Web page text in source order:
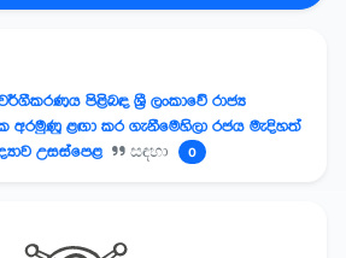
පිළිබඳ ශ්‍රී ලංකාවේ රාජ්‍ය
අරමුණු ළඟා කර ගැනීමෙහිලා රජය මැදිහත්
උසස්පෙළ
සඳහා 0